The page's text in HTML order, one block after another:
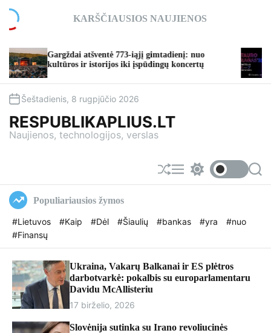
c
KARŠČIAUSIOS NAUJIENOS
atšventė 773-iąjį gimtadienį: nuo
ir istorijos iki įspūdingų koncertų
TAURO
taps
Šeštadienis, 8 rugpjūčio 2026
RESPUBLIKAPLIUS.LT
Naujienos, technologijos, verslas
S
h
l
M
e w
h
o
o
r
S
e
Populiariausios žymos
#Lietuvos #Kaip #Dėl #Šiaulių #bankas #yra
#nuo
#Finansų
Ukraina, Vakarų Balkanai ir ES plėtros
darbotvarkė: pokalbis su europarlamentaru
Davidu McAllisteriu
17 birželio, 2026
Slovėnija sutinka su Irano revoliucinės